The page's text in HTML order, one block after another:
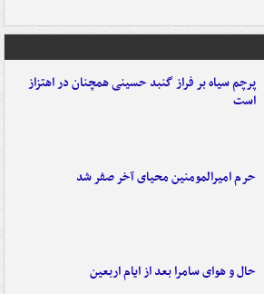
پرچم سیاه بر فراز گنبد حسینی همچنان در اهتزاز
است
حرم امیرالمومنین محیای آخر صفر شد
حال و هوای سامرا بعد از ایام اربعین